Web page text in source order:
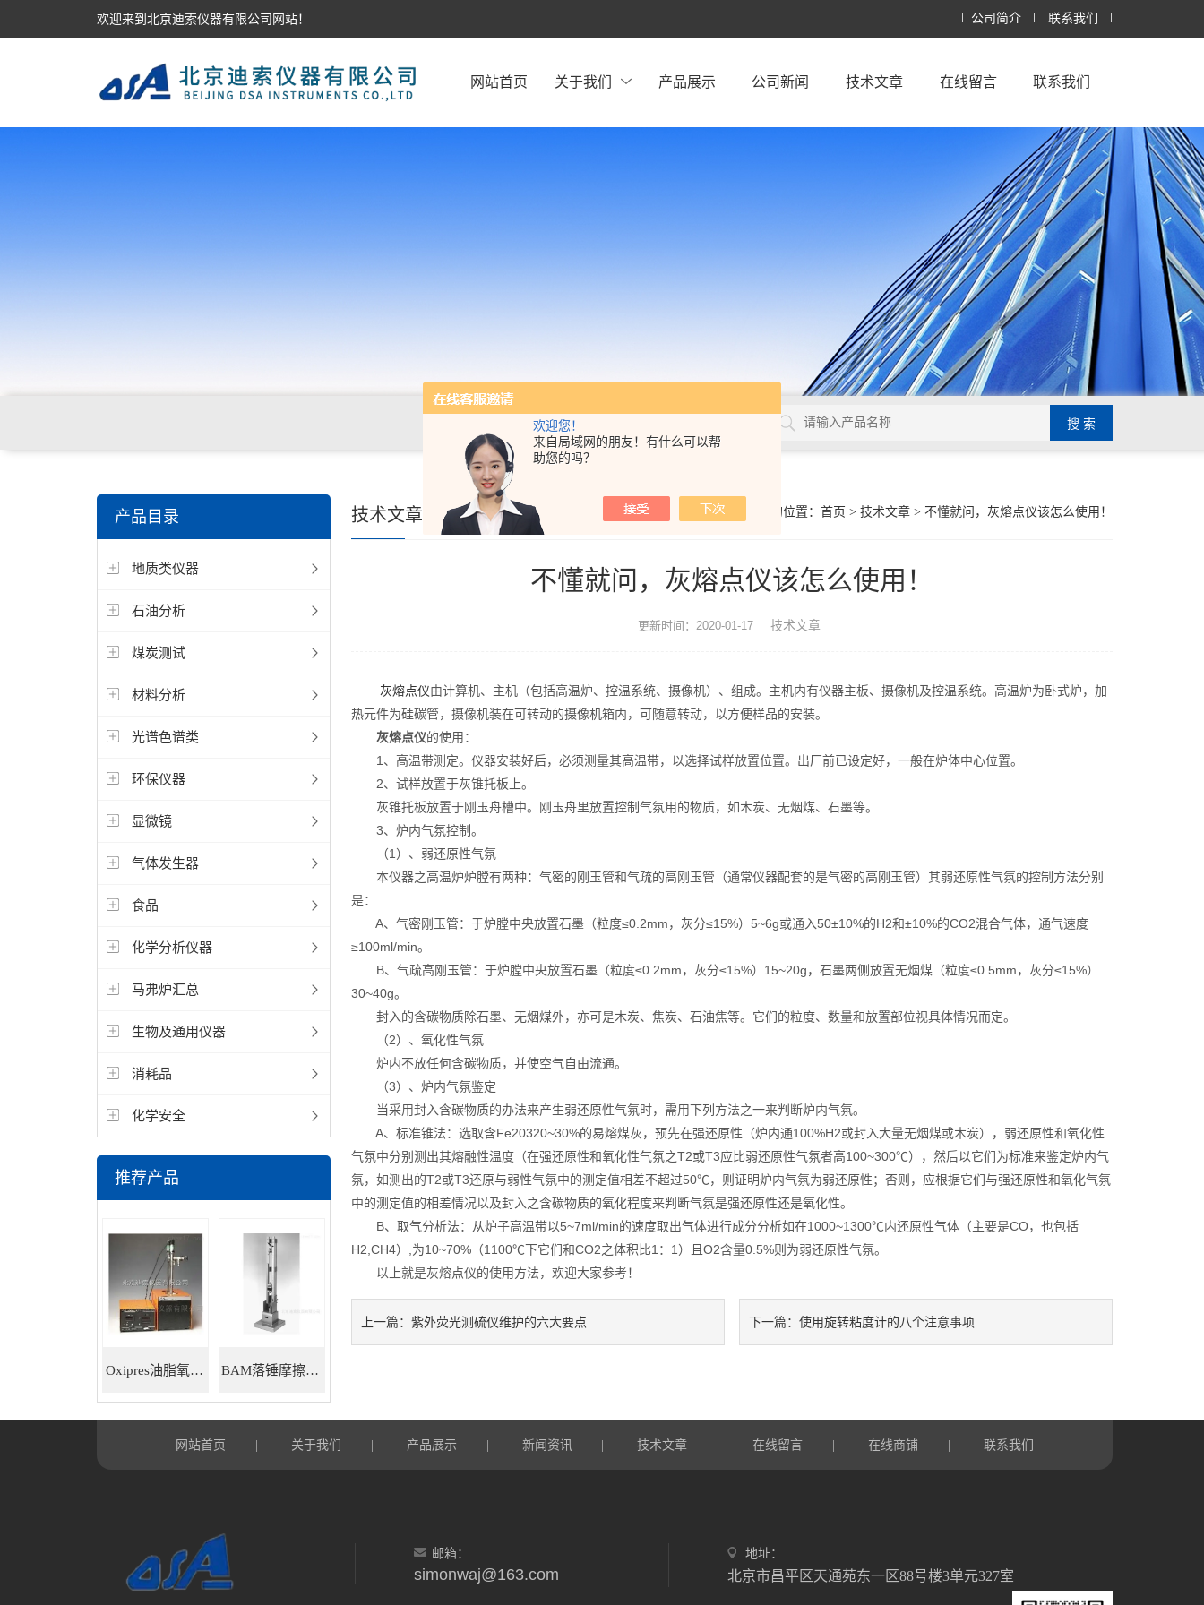
欢迎您！
来自局域网的朋友！有什么可以帮
助您的吗？
欢迎来到北京迪索仪器有限公司网站！ 公司简介 联系我们
网站首页 关于我们 产品展示 公司新闻 技术文章 在线留言 联系我们
产品目录
地质类仪器
石油分析
煤炭测试
材料分析
光谱色谱类
环保仪器
显微镜
气体发生器
食品
化学分析仪器
马弗炉汇总
生物及通用仪器
消耗品
化学安全
推荐产品
Oxipres油脂氧化稳定性仪 BAM落锤摩擦感度仪
你的位置： 首页 > 技术文章 > 不懂就问，灰熔点仪该怎么使用！
技术文章
不懂就问，灰熔点仪该怎么使用！
更新时间：2020-01-17 技术文章
灰熔点仪由计算机、主机（包括高温炉、控温系统、摄像机）、组成。主机内有仪器主板、摄像机及控温系统。高温炉为卧式炉，加
热元件为硅碳管，摄像机装在可转动的摄像机箱内，可随意转动，以方便样品的安装。
灰熔点仪的使用：
1、高温带测定。仪器安装好后，必须测量其高温带，以选择试样放置位置。出厂前已设定好，一般在炉体中心位置。
2、试样放置于灰锥托板上。
灰锥托板放置于刚玉舟槽中。刚玉舟里放置控制气氛用的物质，如木炭、无烟煤、石墨等。
3、炉内气氛控制。
（1）、弱还原性气氛
本仪器之高温炉炉膛有两种：气密的刚玉管和气疏的高刚玉管（通常仪器配套的是气密的高刚玉管）其弱还原性气氛的控制方法分别
是：
A、气密刚玉管：于炉膛中央放置石墨（粒度≤0.2mm，灰分≤15%）5~6g或通入50±10%的H2和±10%的CO2混合气体，通气速度
≥100ml/min。
B、气疏高刚玉管：于炉膛中央放置石墨（粒度≤0.2mm，灰分≤15%）15~20g，石墨两侧放置无烟煤（粒度≤0.5mm，灰分≤15%）
30~40g。
封入的含碳物质除石墨、无烟煤外，亦可是木炭、焦炭、石油焦等。它们的粒度、数量和放置部位视具体情况而定。
（2）、氧化性气氛
炉内不放任何含碳物质，并使空气自由流通。
（3）、炉内气氛鉴定
当采用封入含碳物质的办法来产生弱还原性气氛时，需用下列方法之一来判断炉内气氛。
A、标准锥法：选取含Fe20320~30%的易熔煤灰，预先在强还原性（炉内通100%H2或封入大量无烟煤或木炭），弱还原性和氧化性
气氛中分别测出其熔融性温度（在强还原性和氧化性气氛之T2或T3应比弱还原性气氛者高100~300℃），然后以它们为标准来鉴定炉内气
氛，如测出的T2或T3还原与弱性气氛中的测定值相差不超过50℃，则证明炉内气氛为弱还原性；否则，应根据它们与强还原性和氧化气氛
中的测定值的相差情况以及封入之含碳物质的氧化程度来判断气氛是强还原性还是氧化性。
B、取气分析法：从炉子高温带以5~7ml/min的速度取出气体进行成分分析如在1000~1300℃内还原性气体（主要是CO，也包括
H2,CH4）,为10~70%（1100℃下它们和CO2之体积比1：1）且O2含量0.5%则为弱还原性气氛。
以上就是灰熔点仪的使用方法，欢迎大家参考！
上一篇： 紫外荧光测硫仪维护的六大要点 下一篇： 使用旋转粘度计的八个注意事项
网站首页 关于我们 产品展示 新闻资讯 技术文章 在线留言 在线商铺 联系我们
邮箱：
simonwaj@163.com
地址：
北京市昌平区天通苑东一区88号楼3单元327室